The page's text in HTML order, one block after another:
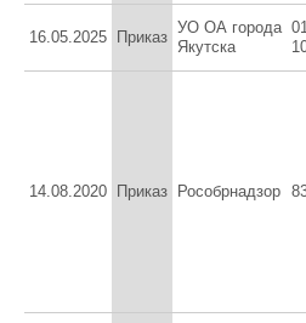
16.05.2025 Приказ
УО ОА города
Якутска
14.08.2020 Приказ Рособрнадзор